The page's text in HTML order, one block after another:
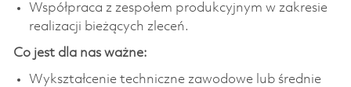
Współpraca z zespołem produkcyjnym w zakresie
realizacji bieżących zleceń.
Co jest dla nas ważne:
Wykształcenie techniczne zawodowe lub średnie